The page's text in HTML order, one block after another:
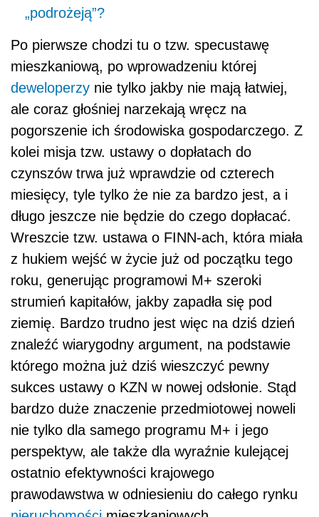
„podrożeją”?
Po pierwsze chodzi tu o tzw. specustawę
mieszkaniową, po wprowadzeniu której
deweloperzy nie tylko jakby nie mają łatwiej,
ale coraz głośniej narzekają wręcz na
pogorszenie ich środowiska gospodarczego. Z
kolei misja tzw. ustawy o dopłatach do
czynszów trwa już wprawdzie od czterech
miesięcy, tyle tylko że nie za bardzo jest, a i
długo jeszcze nie będzie do czego dopłacać.
Wreszcie tzw. ustawa o FINN-ach, która miała
z hukiem wejść w życie już od początku tego
roku, generując programowi M+ szeroki
strumień kapitałów, jakby zapadła się pod
ziemię. Bardzo trudno jest więc na dziś dzień
znaleźć wiarygodny argument, na podstawie
którego można już dziś wieszczyć pewny
sukces ustawy o KZN w nowej odsłonie. Stąd
bardzo duże znaczenie przedmiotowej noweli
nie tylko dla samego programu M+ i jego
perspektyw, ale także dla wyraźnie kulejącej
ostatnio efektywności krajowego
prawodawstwa w odniesieniu do całego rynku